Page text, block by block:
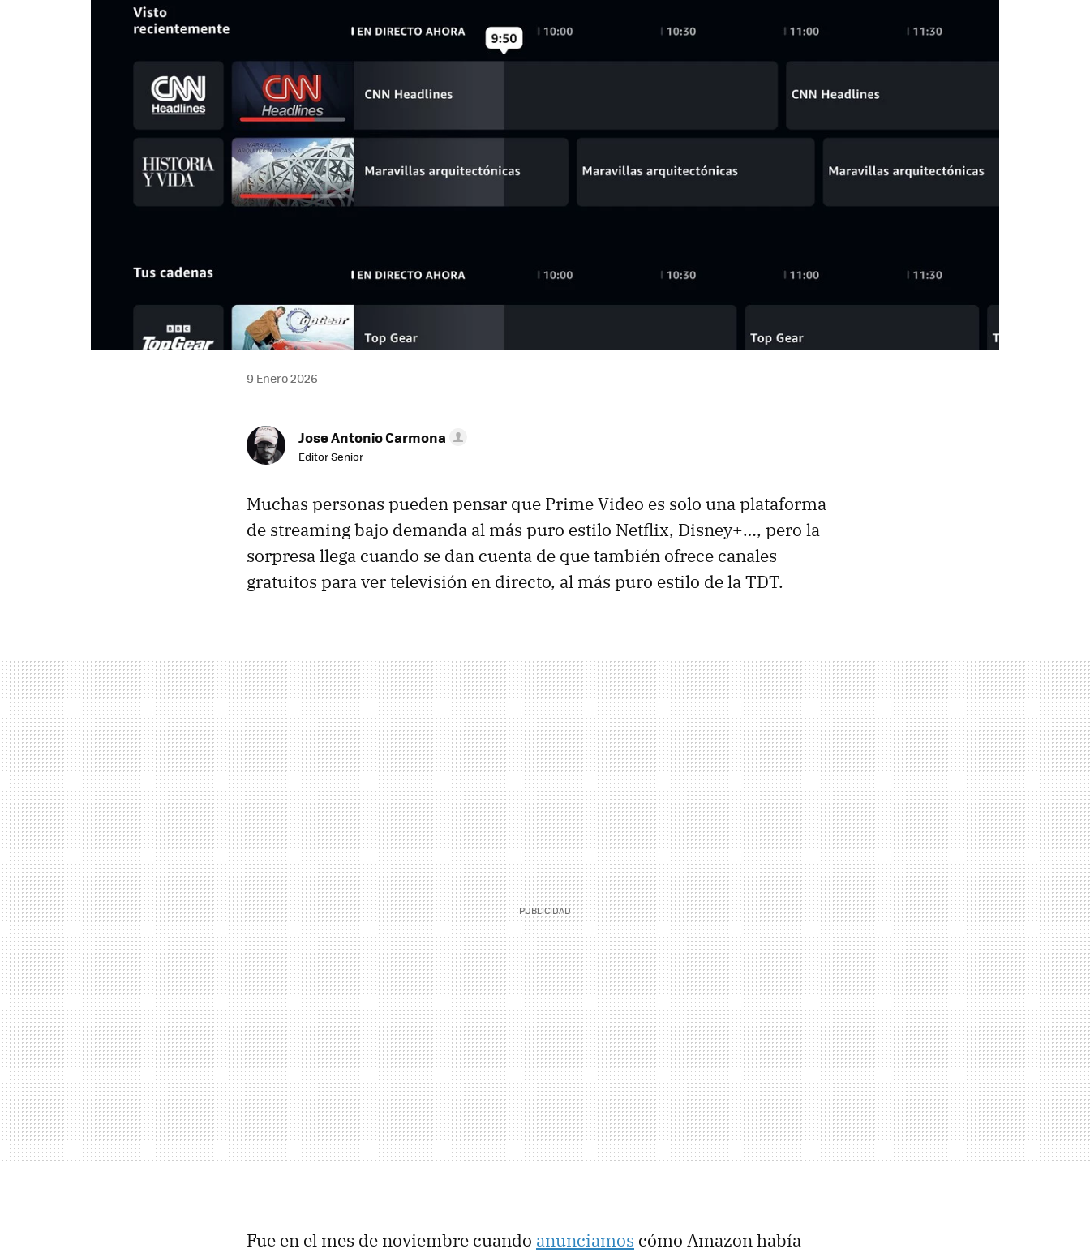
9 Enero 2026
Jose Antonio Carmona
Editor Senior
Muchas personas pueden pensar que Prime Video es solo una plataforma
de streaming bajo demanda al más puro estilo Netflix, Disney+…, pero la
sorpresa llega cuando se dan cuenta de que también ofrece canales
gratuitos para ver televisión en directo, al más puro estilo de la TDT.
Fue en el mes de noviembre cuando anunciamos cómo Amazon había